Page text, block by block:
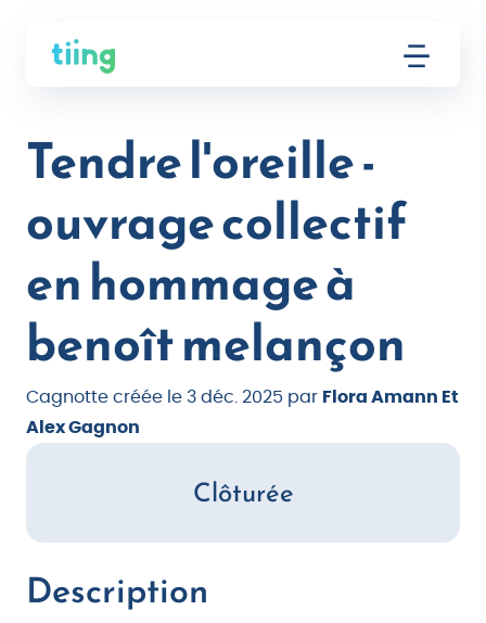
Tendre l'oreille -
ouvrage collectif
en hommage à
benoît melançon
Cagnotte créée le 3 déc. 2025 par Flora Amann Et
Alex Gagnon
Clôturée
Description